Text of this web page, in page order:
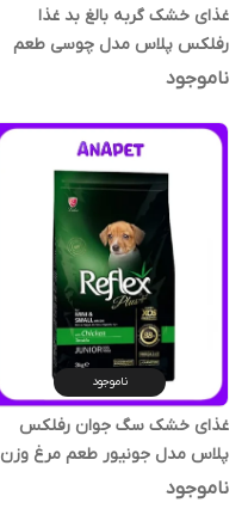
غذای خشک گربه بالغ بد غذا
رفلکس پلاس مدل چوسی طعم
سالمون وزن 1.5 کیلوگرم
ناموجود
ناموجود
غذای خشک سگ جوان رفلکس
پلاس مدل جونیور طعم مرغ وزن
3 کیلوگرم
ناموجود